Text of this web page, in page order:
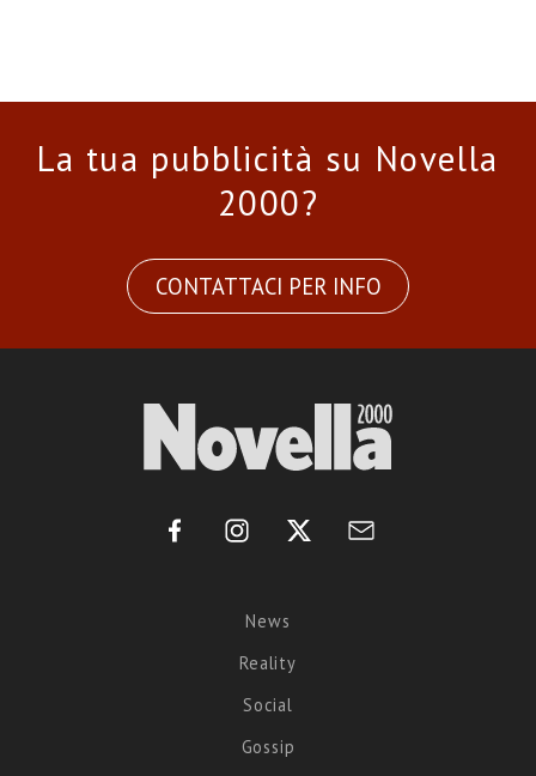
La tua pubblicità su Novella
2000?
CONTATTACI PER INFO
News
Reality
Social
Gossip